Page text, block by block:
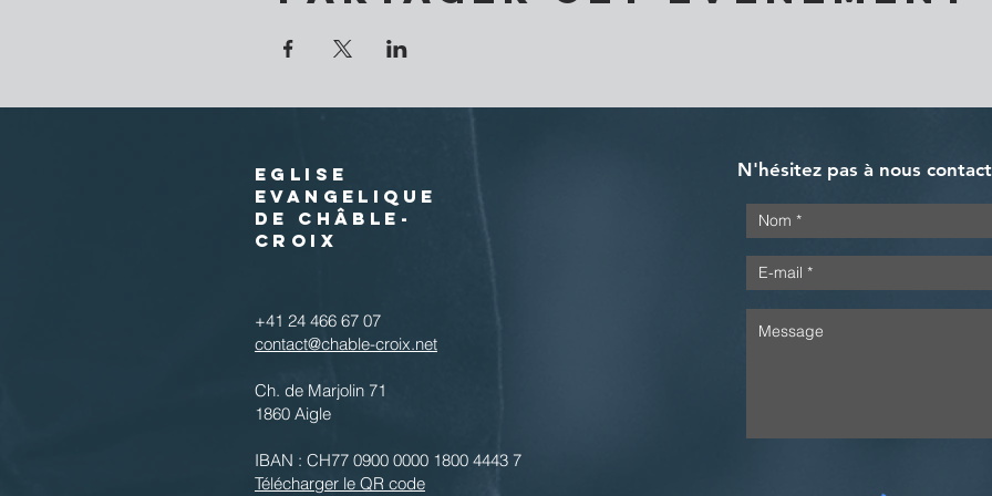
EGLISE
EVANGELIQUE
DE CHÂBLE-
CROIX
+41 24 466 67 07
contact@chable-croix.net
Ch. de Marjolin 71
1860 Aigle
IBAN : CH77 0900 0000 1800 4443 7
Télécharger le QR code
N'hésitez pas à nous